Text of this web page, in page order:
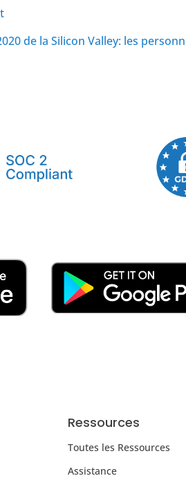
de la Silicon Valley: les
Ressources
Toutes les Ressources
Assistance